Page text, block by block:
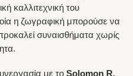
καλλιτεχνική του
η ζωγραφική μπορούσε να
συναισθήματα χωρίς
με το Solomon R.